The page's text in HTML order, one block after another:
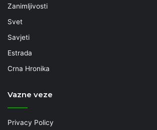
Zanimljivosti
Svet
Savjeti
Estrada
Crna Hronika
Vazne veze
Privacy Policy